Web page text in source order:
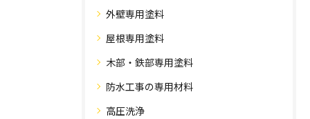
外壁専用塗料
屋根専用塗料
木部・鉄部専用塗料
防水工事の専用材料
高圧洗浄